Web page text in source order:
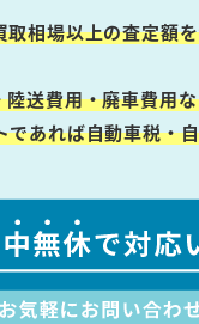
取相場以上の査定額
送費用・廃車費用
であれば自動車税・